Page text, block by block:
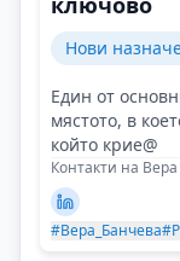
Нови
Един от
мястото, в
който крие@
Контакти на
#Вера_Банчева